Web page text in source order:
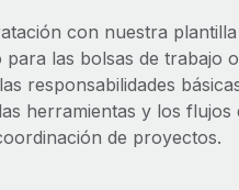
con nuestra
las bolsas de trabajo
responsabilidades
herramientas y los
de proyectos.